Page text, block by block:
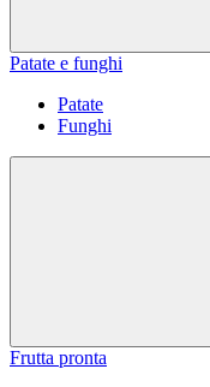
Patate e funghi
Patate
Funghi
Frutta pronta